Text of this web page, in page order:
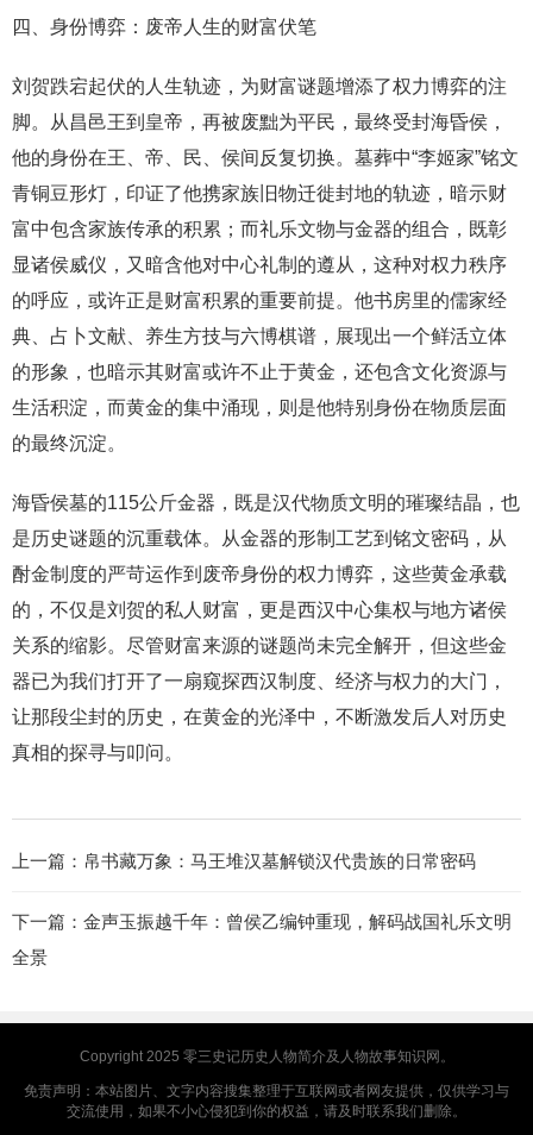
四、身份博弈：废帝人生的财富伏笔
刘贺跌宕起伏的人生轨迹，为财富谜题增添了权力博弈的注
脚。从昌邑王到皇帝，再被废黜为平民，最终受封海昏侯，
他的身份在王、帝、民、侯间反复切换。墓葬中“李姬家”铭文
青铜豆形灯，印证了他携家族旧物迁徙封地的轨迹，暗示财
富中包含家族传承的积累；而礼乐文物与金器的组合，既彰
显诸侯威仪，又暗含他对中心礼制的遵从，这种对权力秩序
的呼应，或许正是财富积累的重要前提。他书房里的儒家经
典、占卜文献、养生方技与六博棋谱，展现出一个鲜活立体
的形象，也暗示其财富或许不止于黄金，还包含文化资源与
生活积淀，而黄金的集中涌现，则是他特别身份在物质层面
的最终沉淀。
海昏侯墓的115公斤金器，既是汉代物质文明的璀璨结晶，也
是历史谜题的沉重载体。从金器的形制工艺到铭文密码，从
酎金制度的严苛运作到废帝身份的权力博弈，这些黄金承载
的，不仅是刘贺的私人财富，更是西汉中心集权与地方诸侯
关系的缩影。尽管财富来源的谜题尚未完全解开，但这些金
器已为我们打开了一扇窥探西汉制度、经济与权力的大门，
让那段尘封的历史，在黄金的光泽中，不断激发后人对历史
真相的探寻与叩问。
上一篇： 帛书藏万象：马王堆汉墓解锁汉代贵族的日常密码
下一篇： 金声玉振越千年：曾侯乙编钟重现，解码战国礼乐文明
全景
Copyright 2025 零三史记历史人物简介及人物故事知识网。
免责声明：本站图片、文字内容搜集整理于互联网或者网友提供，仅供学习与
交流使用，如果不小心侵犯到你的权益，请及时联系我们删除。